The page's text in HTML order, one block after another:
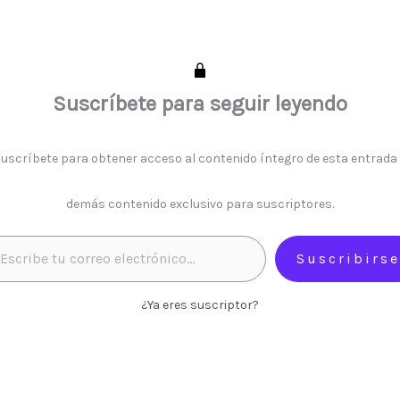
Suscríbete para seguir leyendo
para obtener acceso al contenido íntegro de esta entrada
demás contenido exclusivo para suscriptores.
Suscribirse
¿Ya eres suscriptor?